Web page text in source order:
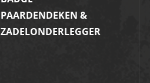
PAARDENDEKEN &
ZADELONDERLEGGER